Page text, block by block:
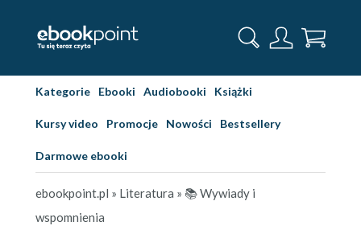
Kategorie Ebooki Audiobooki Książki
Kursy video Promocje Nowości Bestsellery
Darmowe ebooki
ebookpoint.pl » Literatura » 📚 Wywiady i
wspomnienia